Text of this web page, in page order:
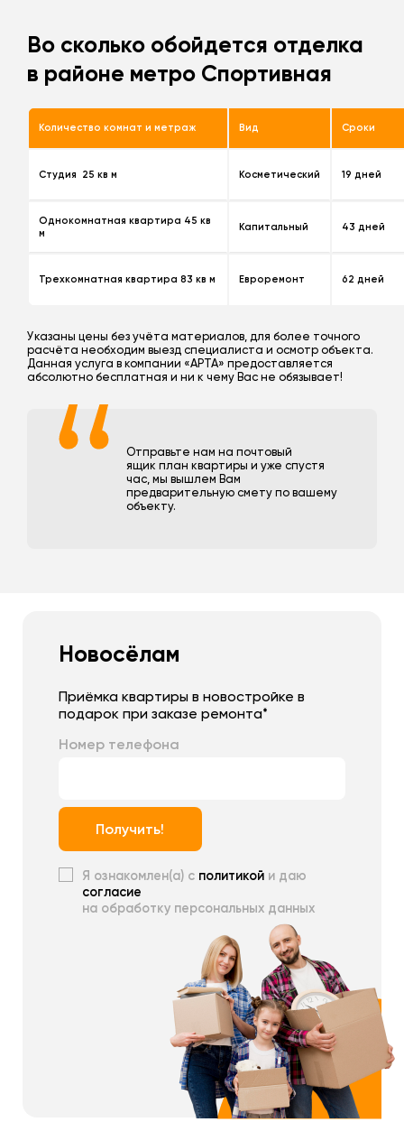
Во сколько обойдется отделка
в районе метро Спортивная
Количество комнат и метраж Вид Сроки
Студия 25 кв м Косметический 19 дней
Однокомнатная квартира 45 кв
м
Капитальный 43 дней
Трехкомнатная квартира 83 кв м Евроремонт 62 дней
Указаны цены без учёта материалов, для более точного
расчёта необходим выезд специалиста и осмотр объекта.
Данная услуга в компании «АРТА» предоставляется
абсолютно бесплатная и ни к чему Вас не обязывает!
Отправьте нам на почтовый
ящик план квартиры и уже спустя
час, мы вышлем Вам
предварительную смету по вашему
объекту.
Новосёлам
Приёмка квартиры в новостройке в
подарок при заказе ремонта*
Номер телефона
Получить!
Я ознакомлен(а) с политикойи даю
согласие
на обработку персональных данных